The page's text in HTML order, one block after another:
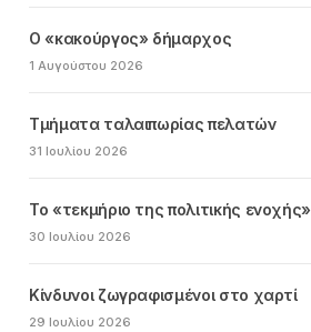
Ο «κακούργος» δήμαρχος
1 Αυγούστου 2026
Τμήματα ταλαιπωρίας πελατών
31 Ιουλίου 2026
Το «τεκμήριο της πολιτικής ενοχής»
30 Ιουλίου 2026
Κίνδυνοι ζωγραφισμένοι στο χαρτί
29 Ιουλίου 2026